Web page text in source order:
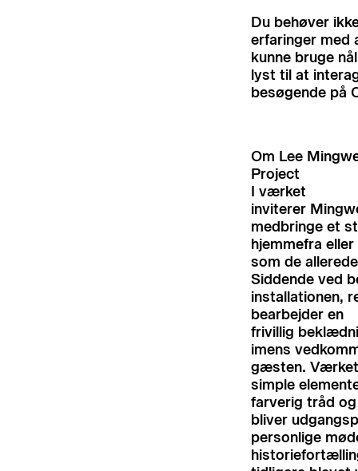
Du behøver
erfaringer med
kunne bruge
lyst til at
besøgende på
Om Lee
Project
I værket
inviterer
medbringe et
hjemmefra
som de
Siddende ved
installationen,
bearbejder en
frivillig
imens
gæsten.
simple
farverig tråd
bliver
personlige